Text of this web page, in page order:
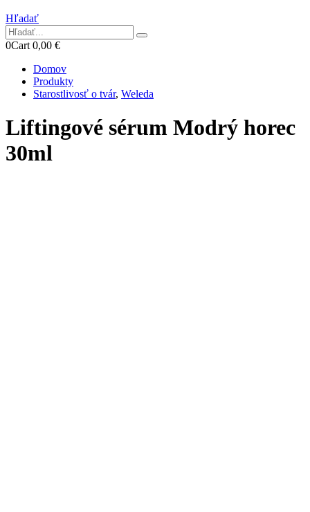
Hľadať
0Cart 0,00 €
Domov
Produkty
Starostlivosť o tvár, Weleda
Liftingové sérum Modrý horec
30ml